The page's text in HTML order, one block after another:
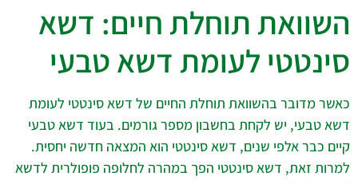
השוואת תוחלת חיים: דשא
סינטטי לעומת דשא טבעי
כאשר מדובר בהשוואת תוחלת החיים של דשא סינטטי לעומת
דשא טבעי, יש לקחת בחשבון מספר גורמים. בעוד דשא טבעי
קיים כבר אלפי שנים, דשא סינטטי הוא המצאה חדשה יחסית.
למרות זאת, דשא סינטטי הפך במהרה לחלופה פופולרית לדשא